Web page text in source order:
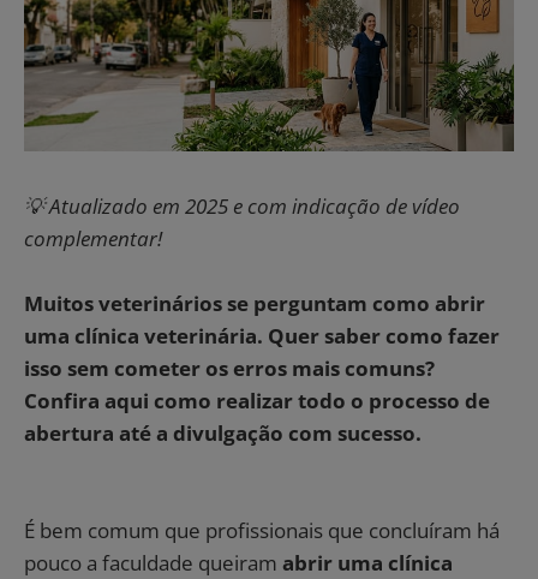
💡 Atualizado em 2025 e com indicação de vídeo
complementar!
Muitos veterinários se perguntam como abrir
uma clínica veterinária. Quer saber como fazer
isso sem cometer os erros mais comuns?
Confira aqui como realizar todo o processo de
abertura até a divulgação com sucesso.
É bem comum que profissionais que concluíram há
pouco a faculdade queiram abrir uma clínica